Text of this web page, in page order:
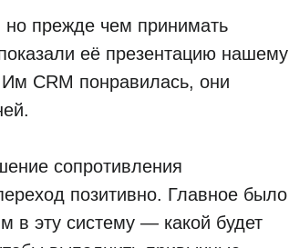
прежде чем принимать
её презентацию нашему
CRM понравилась, они
сопротивления
позитивно. Главное было
в эту систему — какой будет